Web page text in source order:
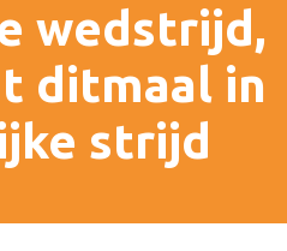
wedstrijd,
ditmaal in
strijd